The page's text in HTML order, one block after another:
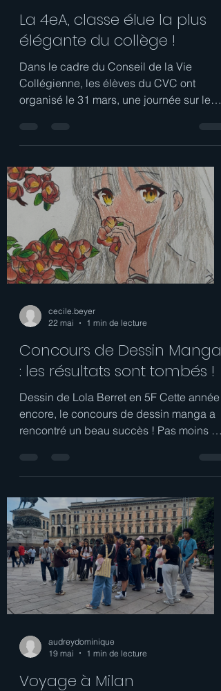
cecile.beyer
27 mai
1 min de lecture
La 4eA, classe élue la plus
Collégienne, les élèves du CVC ont
organisé le 31 mars, une journée sur le
thème "classe la plus élégante". Après
vote du jury composé des élèves du CVC
et des membres du personnel
(professeurs et administratifs), c'est la
4eA qui a remporté le titre ! Pour les
féliciter, les élèves du CVC ont organisé
un goûter de récompense vendredi 22
mai : gâteau confectionné par notre chef
beaucoup de bonne humeur ! B
cecile.beyer
22 mai
1 min de lecture
Concours de Dessin Manga
encore, le concours de dessin manga a
rencontré un beau succès ! Pas moins de
11 dessins étaient en lice pour remporter
le titre, et vous avez été nombreux à jouer
le jeu du vote ; 564 personnes y ont en
effet participé : 338 élèves, 188
responsables légaux et 38 personnels !
Et la gagnante est... Lola Berret en 5F
remporte ce concours avec 137 voix !
Toutes nos félicitations ! Elle est suivie par
Cam